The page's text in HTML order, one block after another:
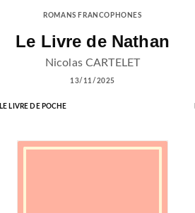
ROMANS FRANCOPHONES
Le Livre de Nathan
Nicolas CARTELET
13/11/2025
LE LIVRE DE POCHE